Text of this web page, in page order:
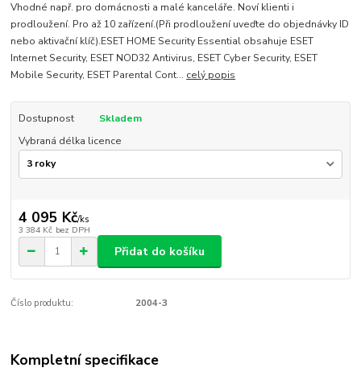
Vhodné např. pro domácnosti a malé kanceláře. Noví klienti i
prodloužení. Pro až 10 zařízení.(Při prodloužení uveďte do objednávky ID
nebo aktivační klíč).ESET HOME Security Essential obsahuje ESET
Internet Security, ESET NOD32 Antivirus, ESET Cyber Security, ESET
Mobile Security, ESET Parental Cont... celý popis
Dostupnost
Skladem
Vybraná délka licence
4 095 Kč/ks
3 384 Kč bez DPH
Přidat do košíku
Číslo produktu: 2004-3
Kompletní specifikace